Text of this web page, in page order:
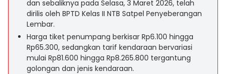
dan sebaliknya pada Selasa, 3 Maret 2026, telah
dirilis oleh BPTD Kelas II NTB Satpel Penyeberangan
Lembar.
Harga tiket penumpang berkisar Rp6.100 hingga
Rp65.300, sedangkan tarif kendaraan bervariasi
mulai Rp81.600 hingga Rp8.265.800 tergantung
golongan dan jenis kendaraan.